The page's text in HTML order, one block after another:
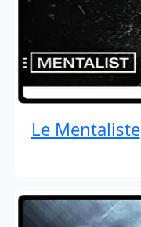
Le Mentaliste